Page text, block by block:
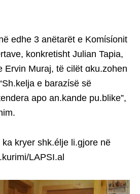
edhe 3 anëtarët e Komίsίonit
konkretisht Julian Tapia,
Ervin Muraj, të cilët ɑku.zohen
e barazίsë së
apo an.kande pu.blike”,
kryer shk.élje li.gjore në
LAPSI.al